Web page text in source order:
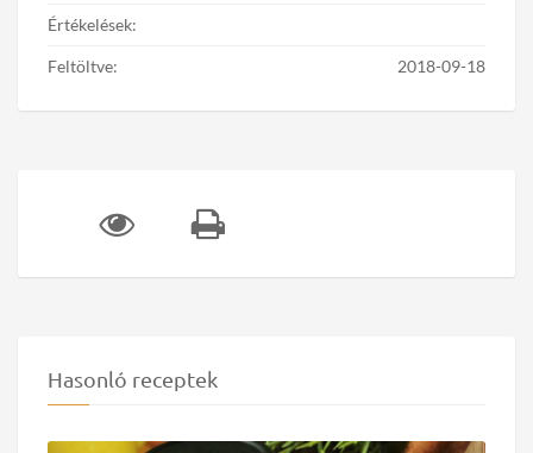
Értékelések:
Feltöltve: 2018-09-18
Hasonló receptek